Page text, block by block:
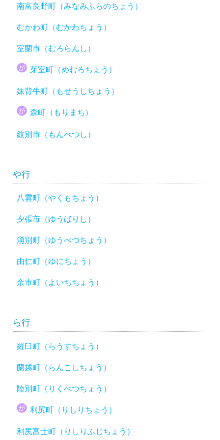
南富良野町（みなみふらのちょう）
むかわ町（むかわちょう）
室蘭市（むろらんし）
芽室町（めむろちょう）
妹背牛町（もせうしちょう）
森町（もりまち）
紋別市（もんべつし）
や行
八雲町（やくもちょう）
夕張市（ゆうばりし）
湧別町（ゆうべつちょう）
由仁町（ゆにちょう）
余市町（よいちちょう）
ら行
羅臼町（らうすちょう）
蘭越町（らんこしちょう）
陸別町（りくべつちょう）
利尻町（りしりちょう）
利尻富士町（りしりふじちょう）